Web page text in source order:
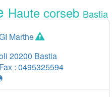
Haute corseb Bastia
Marthe
20200 Bastia
Fax : 0495325594